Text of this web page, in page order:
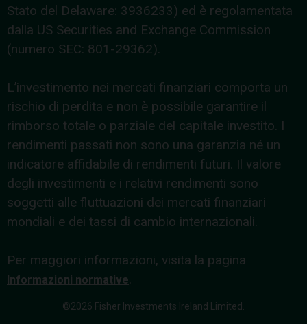
Stato del Delaware: 3936233) ed è regolamentata
dalla US Securities and Exchange Commission
(numero SEC: 801-29362).
L’investimento nei mercati finanziari comporta un
rischio di perdita e non è possibile garantire il
rimborso totale o parziale del capitale investito. I
rendimenti passati non sono una garanzia né un
indicatore affidabile di rendimenti futuri. Il valore
degli investimenti e i relativi rendimenti sono
soggetti alle fluttuazioni dei mercati finanziari
mondiali e dei tassi di cambio internazionali.
Per maggiori informazioni, visita la pagina
Informazioni normative.
©2026 Fisher Investments Ireland Limited.